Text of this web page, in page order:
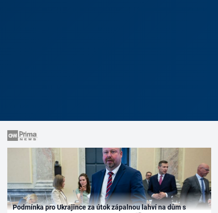
Podmínka pro Ukrajince za útok zápalnou lahví na dům s